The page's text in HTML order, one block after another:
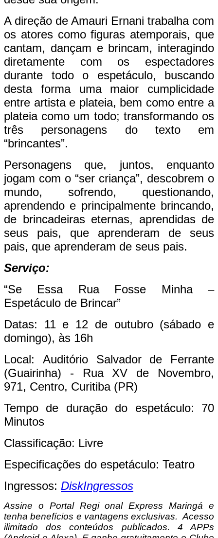
A direção de Amauri Ernani trabalha com
os atores como figuras atemporais, que
cantam, dançam e brincam, interagindo
diretamente com os espectadores
durante todo o espetáculo, buscando
desta forma uma maior cumplicidade
entre artista e plateia, bem como entre a
plateia como um todo; transformando os
três personagens do texto em
“brincantes”.
Personagens que, juntos, enquanto
jogam com o “ser criança”, descobrem o
mundo, sofrendo, questionando,
aprendendo e principalmente brincando,
de brincadeiras eternas, aprendidas de
seus pais, que aprenderam de seus
pais, que aprenderam de seus pais.
Serviço:
“Se Essa Rua Fosse Minha –
Espetáculo de Brincar”
Datas: 11 e 12 de outubro (sábado e
domingo), às 16h
Local: Auditório Salvador de Ferrante
(Guairinha) - Rua XV de Novembro,
971, Centro, Curitiba (PR)
Tempo de duração do espetáculo: 70
Minutos
Classificação: Livre
Especificações do espetáculo: Teatro
Ingressos: DiskIngressos
Assine o Portal Regi onal Express Maringá e
tenha benefícios e vantagens exclusivas. Acesso
ilimitado dos conteúdos publicados. 4 APPs